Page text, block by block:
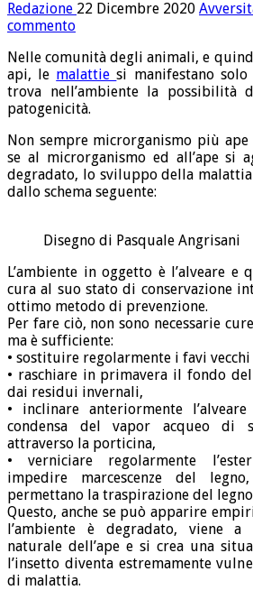
Redazione 22 Dicembre 2020
commento
Nelle comunità degli animali, e
api, le malattiesi manifestano solo
trova nell’ambiente la possibilità
patogenicità.
Non sempre microrganismo più
se al microrganismo ed all’ape si
degradato, lo sviluppo della
dallo schema seguente:
Disegno di Pasquale Angrisani
L’ambiente in oggetto è l’alveare
cura al suo stato di conservazione
ottimo metodo di prevenzione.
Per fare ciò, non sono necessarie
ma è sufficiente:
• sostituire regolarmente i favi vecchi
• raschiare in primavera il fondo
dai residui invernali,
• inclinare anteriormente
condensa del vapor acqueo di
attraverso la porticina,
• verniciare regolarmente
impedire marcescenze del
permettano la traspirazione del
Questo, anche se può apparire
l’ambiente è degradato, viene a
naturale dell’ape e si crea una
l’insetto diventa estremamente
di malattia.